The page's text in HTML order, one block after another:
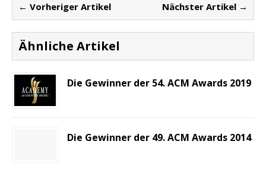
← Vorheriger Artikel Nächster Artikel →
Ähnliche Artikel
Die Gewinner der 54. ACM Awards 2019
Die Gewinner der 49. ACM Awards 2014